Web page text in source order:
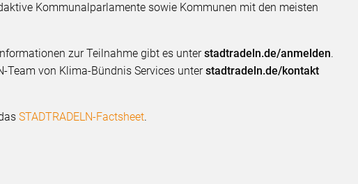
Kommunalparlamente sowie Kommunen mit den meisten
zur Teilnahme gibt es unterstadtradeln.de/anmelden.
Team von Klima-Bündnis Services unterstadtradeln.de/kontakt
STADTRADELN-Factsheet.